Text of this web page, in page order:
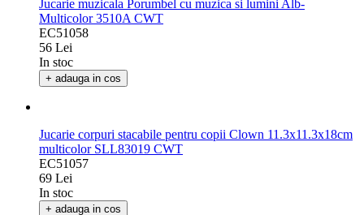
Jucarie muzicala Porumbel cu muzica si lumini Alb-
Multicolor 3510A CWT
EC51058
56 Lei
In stoc
Jucarie corpuri stacabile pentru copii Clown 11.3x11.3x18cm
multicolor SLL83019 CWT
EC51057
69 Lei
In stoc